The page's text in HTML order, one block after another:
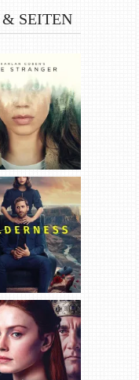
SEITEN